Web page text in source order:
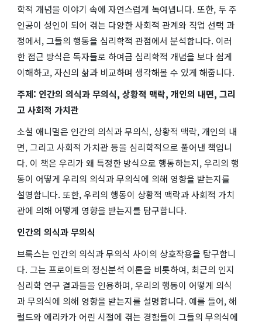
학적 개념을 이야기 속에 자연스럽게 녹여냅니다. 또한, 두 주
인공이 성인이 되어 겪는 다양한 사회적 관계와 직업 선택 과
정에서, 그들의 행동을 심리학적 관점에서 분석합니다. 이러
한 접근 방식은 독자들로 하여금 심리학적 개념을 보다 쉽게
이해하고, 자신의 삶과 비교하며 생각해볼 수 있게 해줍니다.
주제: 인간의 의식과 무의식, 상황적 맥락, 개인의 내면, 그리
고 사회적 가치관
소셜 애니멀은 인간의 의식과 무의식, 상황적 맥락, 개인의 내
면, 그리고 사회적 가치관 등을 심리학적으로 풀어낸 책입니
다. 이 책은 우리가 왜 특정한 방식으로 행동하는지, 우리의 행
동이 어떻게 우리의 의식과 무의식에 의해 영향을 받는지를
설명합니다. 또한, 우리의 행동이 상황적 맥락과 사회적 가치
관에 의해 어떻게 영향을 받는지를 탐구합니다.
인간의 의식과 무의식
브룩스는 인간의 의식과 무의식 사이의 상호작용을 탐구합니
다. 그는 프로이트의 정신분석 이론을 비롯하여, 최근의 인지
심리학 연구 결과들을 인용하며, 우리의 행동이 어떻게 의식
과 무의식에 의해 영향을 받는지를 설명합니다. 예를 들어, 해
럴드와 에리카가 어린 시절에 겪는 경험들이 그들의 무의식에